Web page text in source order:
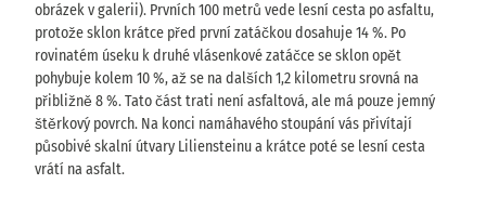
obrázek v galerii). Prvních 100 metrů vede lesní cesta po asfaltu,
protože sklon krátce před první zatáčkou dosahuje 14 %. Po
rovinatém úseku k druhé vlásenkové zatáčce se sklon opět
pohybuje kolem 10 %, až se na dalších 1,2 kilometru srovná na
přibližně 8 %. Tato část trati není asfaltová, ale má pouze jemný
štěrkový povrch. Na konci namáhavého stoupání vás přivítají
působivé skalní útvary Liliensteinu a krátce poté se lesní cesta
vrátí na asfalt.